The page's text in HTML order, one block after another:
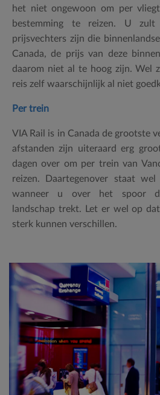
het niet ongewoon om per
bestemming te reizen. U
prijsvechters zijn die
Canada, de prijs van deze
daarom niet al te hoog zijn. Wel
reis zelf waarschijnlijk al niet
Per trein
VIA Rail is in Canada de grootste
afstanden zijn uiteraard erg
dagen over om per trein van
reizen. Daartegenover staat
wanneer u over het spoor
landschap trekt. Let er wel op
sterk kunnen verschillen.